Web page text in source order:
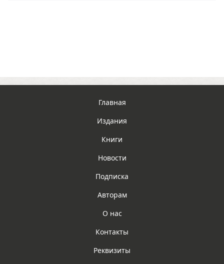
Главная
Издания
Книги
Новости
Подписка
Авторам
О нас
Контакты
Реквизиты